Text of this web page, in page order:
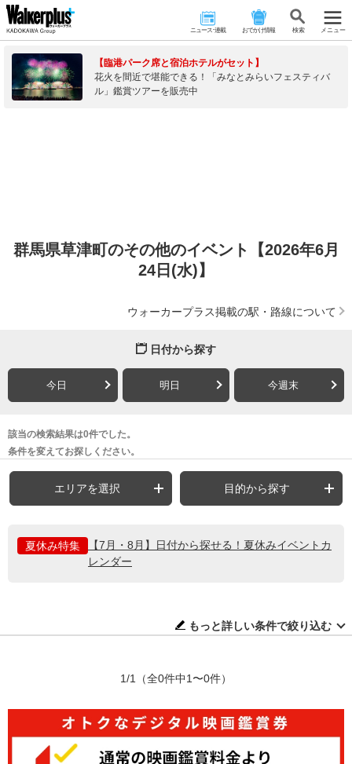
ニュース･連載 おでかけ情報 検 索 メニュー
【臨港パーク席と宿泊ホテルがセット】
花火を間近で堪能できる！「みなとみらいフェスティバ
ル」鑑賞ツアーを販売中
群馬県草津町のその他のイベント【2026年6月
24日(水)】
ウォーカープラス掲載の駅・路線について
日付から探す
今日 明日 今週末
該当の検索結果は0件でした。
条件を変えてお探しください。
エリアを選択 目的から探す
夏休み特集
【7月・8月】日付から探せる！夏休みイベントカ
レンダー
もっと詳しい条件で絞り込む
1/1 （全0件中1〜0件）